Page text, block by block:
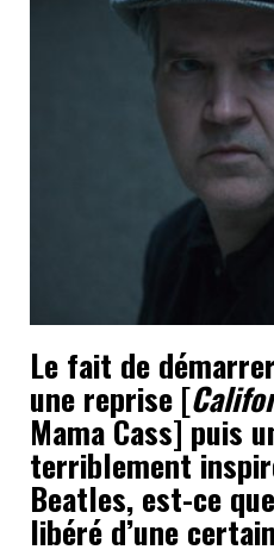
Le fait de
une reprise [
Mama Cass] puis
terriblement
Beatles, est-ce
libéré d’une